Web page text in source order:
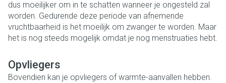
dus moeilijker om in te schatten wanneer je ongesteld zal
worden. Gedurende deze periode van afnemende
vruchtbaarheid is het moeilijk om zwanger te worden. Maar
het is nog steeds mogelijk omdat je nog menstruaties hebt.
Opvliegers
Bovendien kan je opvliegers of warmte-aanvallen hebben.